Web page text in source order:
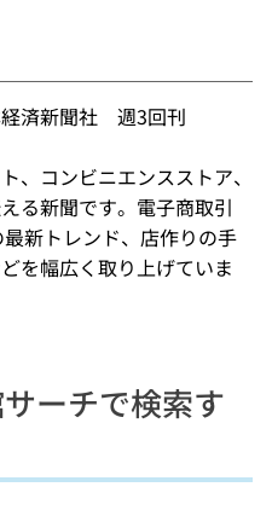
経済新聞社 週3回刊
、コンビニエンスストア、
る新聞です。電子商取引
最新トレンド、店作りの手
を幅広く取り上げていま
ーチで検索す